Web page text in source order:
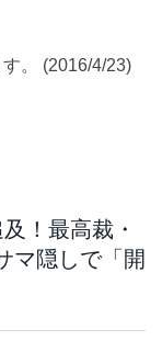
。 (2016/4/23)
！最高裁・
マ隠しで「開